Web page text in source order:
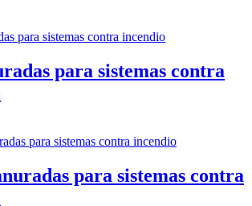
para sistemas contra
para sistemas contra